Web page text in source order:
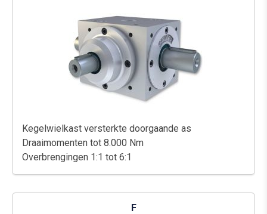
Kegelwielkast versterkte doorgaande as
Draaimomenten tot 8.000 Nm
Overbrengingen 1:1 tot 6:1
F